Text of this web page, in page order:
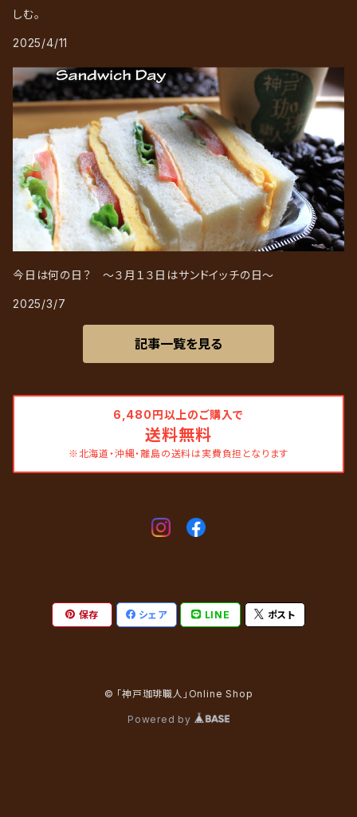
しむ。
2025/4/11
今日は何の日？ ～３月１３日はサンドイッチの日～
2025/3/7
記事一覧を見る
6,480円以上のご購入で
送料無料
※北海道・沖縄・離島の送料は実費負担となります
保存 シェア LINE ポスト
© 「神戸珈琲職人」Online Shop
Powered by